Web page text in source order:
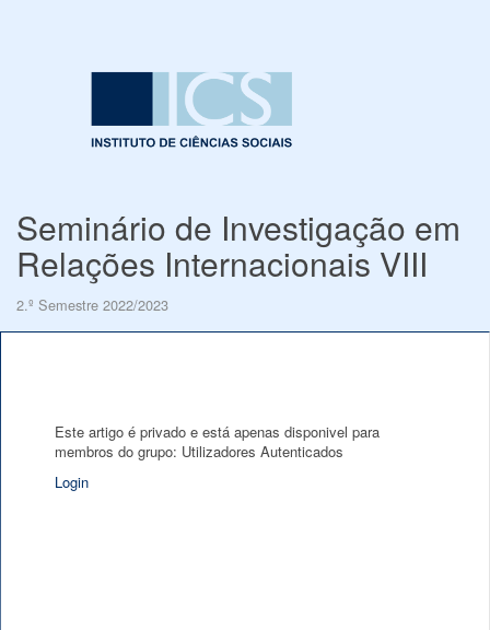
Seminário de Investigação em
Relações Internacionais VIII
2.º Semestre 2022/2023
Este artigo é privado e está apenas disponivel para
membros do grupo: Utilizadores Autenticados
Login